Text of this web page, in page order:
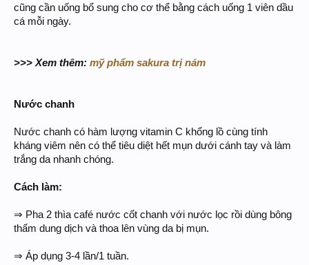
cũng cần uống bổ sung cho cơ thể bằng cách uống 1 viên dầu
cá mỗi ngày.
>>> Xem thêm: mỹ phẩm sakura trị nám
Nước chanh
Nước chanh có hàm lượng vitamin C khổng lồ cùng tính
kháng viêm nên có thể tiêu diệt hết mụn dưới cánh tay và làm
trắng da nhanh chóng.
Cách làm:
⇒ Pha 2 thìa café nước cốt chanh với nước lọc rồi dùng bông
thấm dung dịch và thoa lên vùng da bị mụn.
⇒ Áp dụng 3-4 lần/1 tuần.